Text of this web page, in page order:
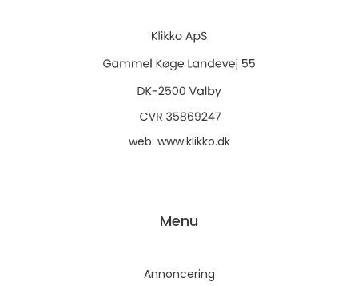
web: www.klikko.dk
Menu
Annoncering